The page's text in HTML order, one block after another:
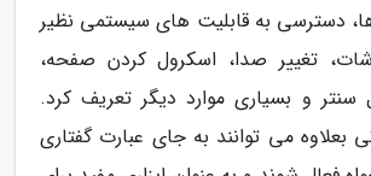
دسترسی به قابلیت های سیستمی نظیر
تغییر صدا، اسکرول کردن صفحه،
سنتر و بسیاری موارد دیگر تعریف کرد.
بعلاوه می توانند به جای عبارت گفتاری